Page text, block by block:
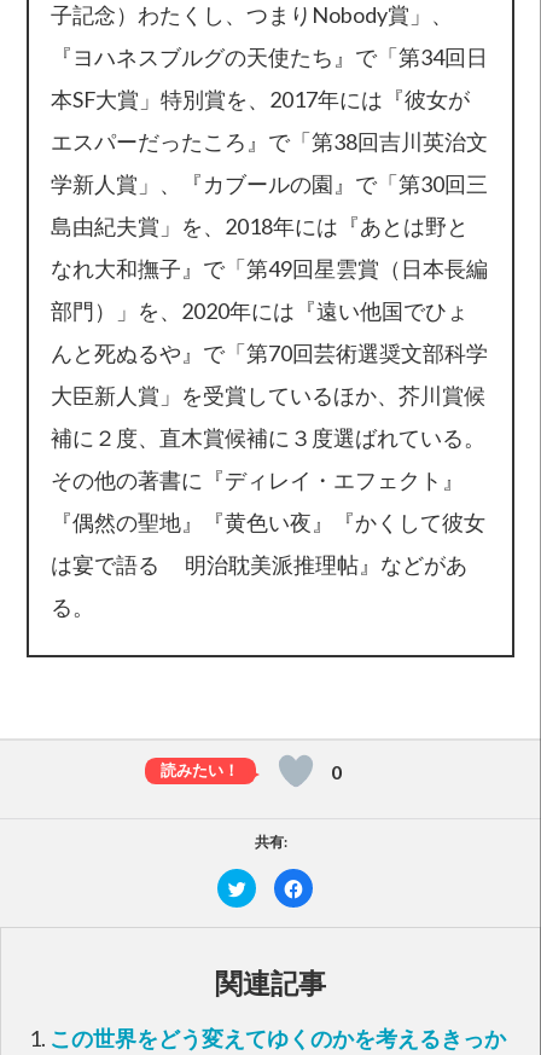
子記念）わたくし、つまりNobody賞」、
『ヨハネスブルグの天使たち』で「第34回日
本SF大賞」特別賞を、2017年には『彼女が
エスパーだったころ』で「第38回吉川英治文
学新人賞」、『カブールの園』で「第30回三
島由紀夫賞」を、2018年には『あとは野と
なれ大和撫子』で「第49回星雲賞（日本長編
部門）」を、2020年には『遠い他国でひょ
んと死ぬるや』で「第70回芸術選奨文部科学
大臣新人賞」を受賞しているほか、芥川賞候
補に２度、直木賞候補に３度選ばれている。
その他の著書に『ディレイ・エフェクト』
『偶然の聖地』『黄色い夜』『かくして彼女
は宴で語る 明治耽美派推理帖』などがあ
る。
0
共有:
ク
リ
ク
T
w
i
t
e
F
a
e
o
k
で
有
す
関連記事
この世界をどう変えてゆくのかを考えるきっか